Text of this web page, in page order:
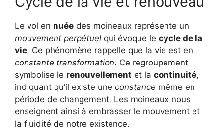
Le vol en nuée des moineaux représente un
mouvement perpétuel qui évoque le cycle de la
vie. Ce phénomène rappelle que la vie est en
constante transformation. Ce regroupement
symbolise le renouvellement et la continuité,
indiquant qu’il existe une constance même en
période de changement. Les moineaux nous
enseignent ainsi à embrasser le mouvement et
la fluidité de notre existence.